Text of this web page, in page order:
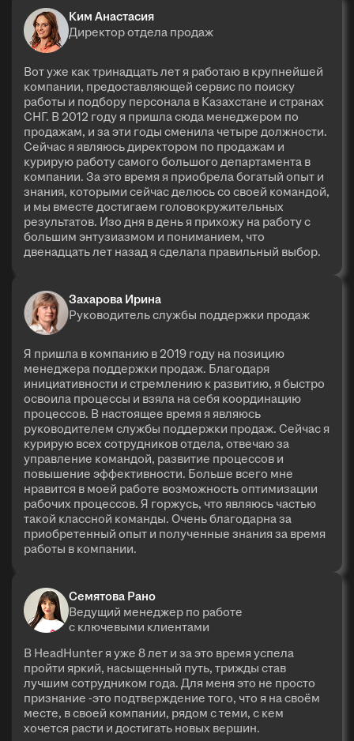
Ким Анастасия
Директор отдела продаж
Вот уже как тринадцать лет я работаю в крупнейшей
компании, предоставляющей сервис по поиску
работы и подбору персонала в Казахстане и странах
СНГ. В 2012 году я пришла сюда менеджером по
продажам, и за эти годы сменила четыре должности.
Сейчас я являюсь директором по продажам и
курирую работу самого большого департамента в
компании. За это время я приобрела богатый опыт и
знания, которыми сейчас делюсь со своей командой,
и мы вместе достигаем головокружительных
результатов. Изо дня в день я прихожу на работу с
большим энтузиазмом и пониманием, что
двенадцать лет назад я сделала правильный выбор.
Захарова Ирина
Руководитель службы поддержки продаж
Я пришла в компанию в 2019 году на позицию
менеджера поддержки продаж. Благодаря
инициативности и стремлению к развитию, я быстро
освоила процессы и взяла на себя координацию
процессов. В настоящее время я являюсь
руководителем службы поддержки продаж. Сейчас я
курирую всех сотрудников отдела, отвечаю за
управление командой, развитие процессов и
повышение эффективности. Больше всего мне
нравится в моей работе возможность оптимизации
рабочих процессов. Я горжусь, что являюсь частью
такой классной команды. Очень благодарна за
приобретенный опыт и полученные знания за время
работы в компании.
Семятова Рано
Ведущий менеджер по работе
с ключевыми клиентами
В HeadHunter я уже 8 лет и за это время успела
пройти яркий, насыщенный путь, трижды став
лучшим сотрудником года. Для меня это не просто
признание -это подтверждение того, что я на своём
месте, в своей компании, рядом с теми, с кем
хочется расти и достигать новых вершин.